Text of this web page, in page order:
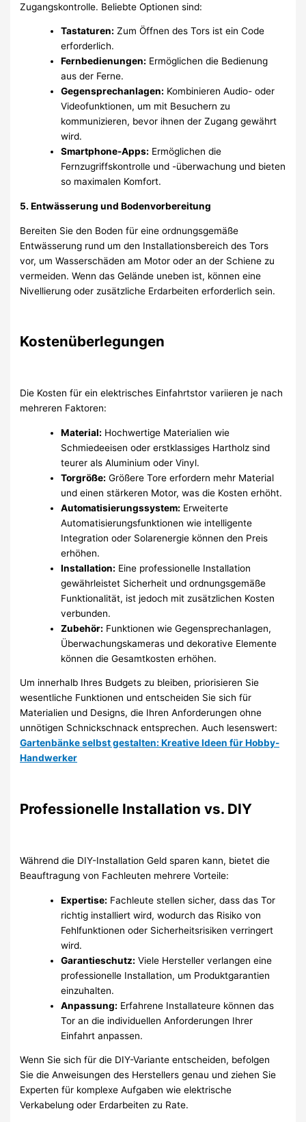
Zugangskontrolle. Beliebte Optionen sind:
Tastaturen: Zum Öffnen des Tors ist ein Code
erforderlich.
Fernbedienungen: Ermöglichen die Bedienung
aus der Ferne.
Gegensprechanlagen: Kombinieren Audio- oder
Videofunktionen, um mit Besuchern zu
kommunizieren, bevor ihnen der Zugang gewährt
wird.
Smartphone-Apps: Ermöglichen die
Fernzugriffskontrolle und -überwachung und bieten
so maximalen Komfort.
5. Entwässerung und Bodenvorbereitung
Bereiten Sie den Boden für eine ordnungsgemäße
Entwässerung rund um den Installationsbereich des Tors
vor, um Wasserschäden am Motor oder an der Schiene zu
vermeiden. Wenn das Gelände uneben ist, können eine
Nivellierung oder zusätzliche Erdarbeiten erforderlich sein.
Kostenüberlegungen
Die Kosten für ein elektrisches Einfahrtstor variieren je nach
mehreren Faktoren:
Material: Hochwertige Materialien wie
Schmiedeeisen oder erstklassiges Hartholz sind
teurer als Aluminium oder Vinyl.
Torgröße: Größere Tore erfordern mehr Material
und einen stärkeren Motor, was die Kosten erhöht.
Automatisierungssystem: Erweiterte
Automatisierungsfunktionen wie intelligente
Integration oder Solarenergie können den Preis
erhöhen.
Installation: Eine professionelle Installation
gewährleistet Sicherheit und ordnungsgemäße
Funktionalität, ist jedoch mit zusätzlichen Kosten
verbunden.
Zubehör: Funktionen wie Gegensprechanlagen,
Überwachungskameras und dekorative Elemente
können die Gesamtkosten erhöhen.
Um innerhalb Ihres Budgets zu bleiben, priorisieren Sie
wesentliche Funktionen und entscheiden Sie sich für
Materialien und Designs, die Ihren Anforderungen ohne
unnötigen Schnickschnack entsprechen. Auch lesenswert:
Gartenbänke selbst gestalten: Kreative Ideen für Hobby-
Handwerker
Professionelle Installation vs. DIY
Während die DIY-Installation Geld sparen kann, bietet die
Beauftragung von Fachleuten mehrere Vorteile:
Expertise: Fachleute stellen sicher, dass das Tor
richtig installiert wird, wodurch das Risiko von
Fehlfunktionen oder Sicherheitsrisiken verringert
wird.
Garantieschutz: Viele Hersteller verlangen eine
professionelle Installation, um Produktgarantien
einzuhalten.
Anpassung: Erfahrene Installateure können das
Tor an die individuellen Anforderungen Ihrer
Einfahrt anpassen.
Wenn Sie sich für die DIY-Variante entscheiden, befolgen
Sie die Anweisungen des Herstellers genau und ziehen Sie
Experten für komplexe Aufgaben wie elektrische
Verkabelung oder Erdarbeiten zu Rate.